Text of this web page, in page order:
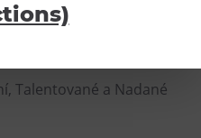
Talentované a Nadané